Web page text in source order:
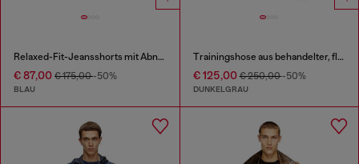
Relaxed-Fit-Jeansshorts mit Abnutzungen
€ 87,00 € 175,00-50%
BLAU
Trainingshose aus behandelter, fließender Viskose
€ 125,00€ 250,00-50%
DUNKELGRAU